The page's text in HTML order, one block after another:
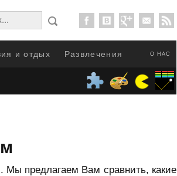
О НАС
и отдых Развлечения
Мы предлагаем Вам сравнить, какие